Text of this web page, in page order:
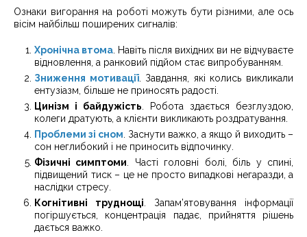
Ознаки вигорання на роботі можуть бути різними, але ось
вісім найбільш поширених сигналів:
Хронічна втома . Навіть після вихідних ви не відчуваєте
відновлення, а ранковий підйом стає випробуванням.
Зниження мотивації. Завдання, які колись викликали
ентузіазм, більше не приносять радості.
Цинізм і байдужість . Робота здається безглуздою,
колеги дратують, а клієнти викликають роздратування.
Проблеми зі сном . Заснути важко, а якщо й виходить –
сон неглибокий і не приносить відпочинку.
Фізичні симптоми . Часті головні болі, біль у спині,
підвищений тиск – це не просто випадкові негаразди, а
наслідки стресу.
Когнітивні труднощі . Запам’ятовування інформації
погіршується, концентрація падає, прийняття рішень
дається важко.